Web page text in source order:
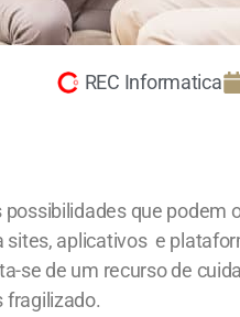
REC Informatica
que podem
sites, aplicativos e
se de um recurso de
fragilizado.